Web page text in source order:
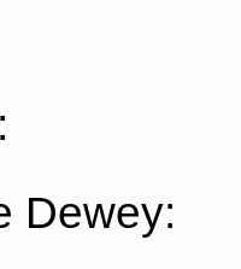
Dewey: